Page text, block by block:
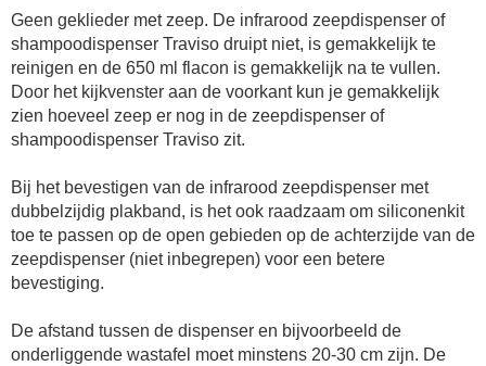
Geen geklieder met zeep. De infrarood zeepdispenser of
shampoodispenser Traviso druipt niet, is gemakkelijk te
reinigen en de 650 ml flacon is gemakkelijk na te vullen.
Door het kijkvenster aan de voorkant kun je gemakkelijk
zien hoeveel zeep er nog in de zeepdispenser of
shampoodispenser Traviso zit.
Bij het bevestigen van de infrarood zeepdispenser met
dubbelzijdig plakband, is het ook raadzaam om siliconenkit
toe te passen op de open gebieden op de achterzijde van de
zeepdispenser (niet inbegrepen) voor een betere
bevestiging.
De afstand tussen de dispenser en bijvoorbeeld de
onderliggende wastafel moet minstens 20-30 cm zijn. De